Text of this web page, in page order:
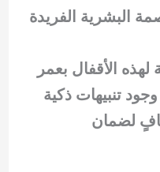
البشرية الفريدة
لهذه الأقفال بعمر
تنبيهات ذكية
لضمان